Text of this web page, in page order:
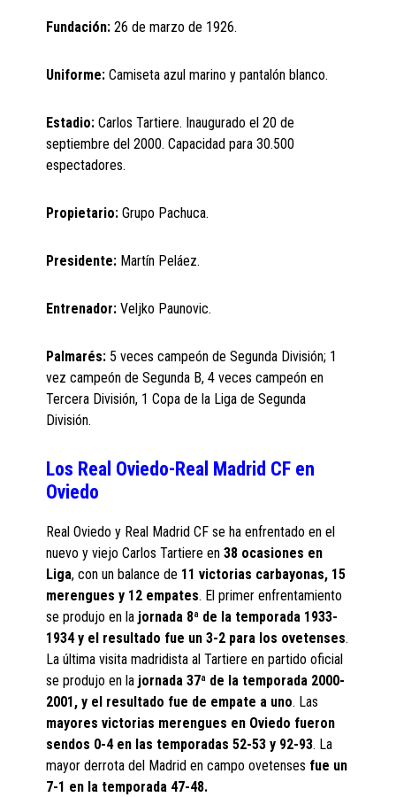
Fundación: 26 de marzo de 1926.
Uniforme: Camiseta azul marino y pantalón blanco.
Estadio: Carlos Tartiere. Inaugurado el 20 de
septiembre del 2000. Capacidad para 30.500
espectadores.
Propietario: Grupo Pachuca.
Presidente: Martín Peláez.
Entrenador: Veljko Paunovic.
Palmarés: 5 veces campeón de Segunda División; 1
vez campeón de Segunda B, 4 veces campeón en
Tercera División, 1 Copa de la Liga de Segunda
División.
Los Real Oviedo-Real Madrid CF en
Oviedo
Real Oviedo y Real Madrid CF se ha enfrentado en el
nuevo y viejo Carlos Tartiere en 38 ocasiones en
Liga, con un balance de 11 victorias carbayonas, 15
merengues y 12 empates. El primer enfrentamiento
se produjo en la jornada 8ª de la temporada 1933-
1934 y el resultado fue un 3-2 para los ovetenses.
La última visita madridista al Tartiere en partido oficial
se produjo en la jornada 37ª de la temporada 2000-
2001, y el resultado fue de empate a uno. Las
mayores victorias merengues en Oviedo fueron
sendos 0-4 en las temporadas 52-53 y 92-93. La
mayor derrota del Madrid en campo ovetenses fue un
7-1 en la temporada 47-48.